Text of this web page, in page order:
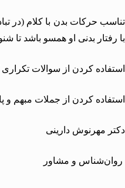
تناسب حرکات بدن با کلام (در
با رفتار بدنی او همسو باشد تا
استفاده کردن از سوالات
استفاده کردن از جملات مبهم و
دکتر مهرنوش دارینی
‌ روان‌شناس و مشاور